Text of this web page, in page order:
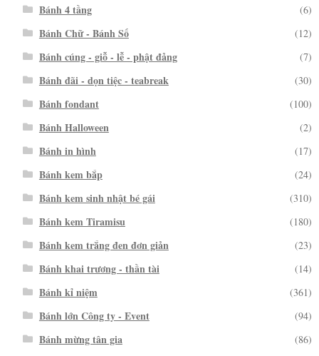
Bánh 4 tầng (6)
Bánh Chữ - Bánh Số (12)
Bánh cúng - giỗ - lễ - phật đảng (7)
Bánh đãi - dọn tiệc - teabreak (30)
Bánh fondant (100)
Bánh Halloween (2)
Bánh in hình (17)
Bánh kem bắp (24)
Bánh kem sinh nhật bé gái (310)
Bánh kem Tiramisu (180)
Bánh kem trắng đen đơn giản (23)
Bánh khai trương - thần tài (14)
Bánh kỉ niệm (361)
Bánh lớn Công ty - Event (94)
Bánh mừng tân gia (86)